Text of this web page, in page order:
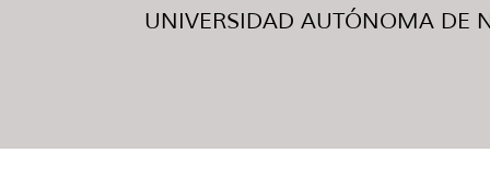
UNIVERSIDAD AUTÓNOMA DE